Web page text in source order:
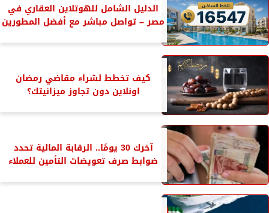
الدليل الشامل للهوتلاين العقاري في
مصر – تواصل مباشر مع أفضل المطورين
كيف تخطط لشراء مقاضي رمضان
اونلاين دون تجاوز ميزانيتك؟
آخرك 30 يومًا.. الرقابة المالية تحدد
ضوابط صرف تعويضات التأمين للعملاء